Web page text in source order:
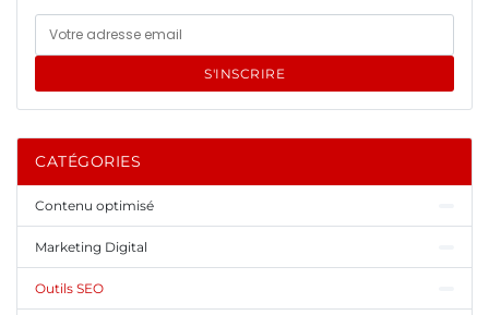
S'INSCRIRE
CATÉGORIES
Contenu optimisé
Marketing Digital
Outils SEO